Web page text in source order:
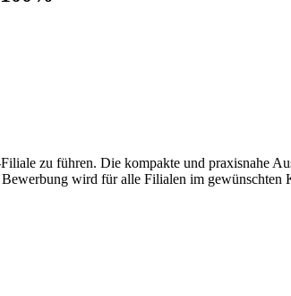
zu führen. Die kompakte und praxisnahe
wird für alle Filialen im gewünschten